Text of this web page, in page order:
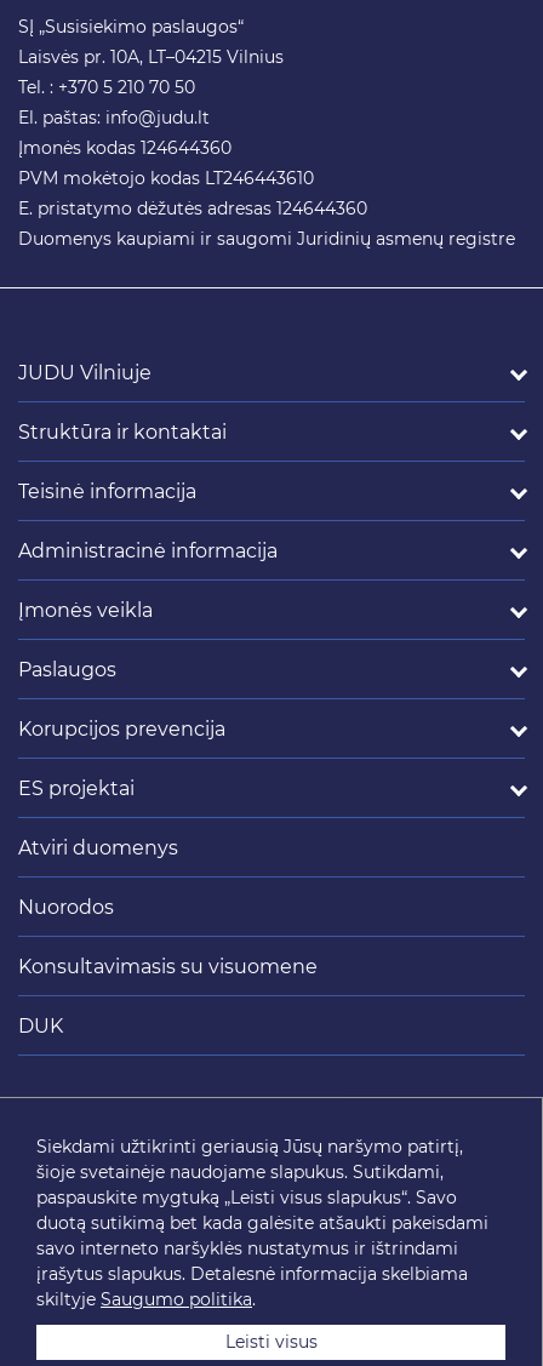
SĮ „Susisiekimo paslaugos“
Laisvės pr. 10A, LT–04215 Vilnius
Tel. : +370 5 210 70 50
El. paštas: info@judu.lt
Įmonės kodas 124644360
PVM mokėtojo kodas LT246443610
E. pristatymo dėžutės adresas 124644360
Duomenys kaupiami ir saugomi Juridinių asmenų registre
JUDU Vilniuje
Struktūra ir kontaktai
Teisinė informacija
Administracinė informacija
Įmonės veikla
Paslaugos
Korupcijos prevencija
ES projektai
Atviri duomenys
Nuorodos
Konsultavimasis su visuomene
DUK
SEKITE MUS
Siekdami užtikrinti geriausią Jūsų naršymo patirtį,
šioje svetainėje naudojame slapukus. Sutikdami,
paspauskite mygtuką „Leisti visus slapukus“. Savo
duotą sutikimą bet kada galėsite atšaukti pakeisdami
savo interneto naršyklės nustatymus ir ištrindami
įrašytus slapukus. Detalesnė informacija skelbiama
skiltyje Saugumo politika.
Leisti visus